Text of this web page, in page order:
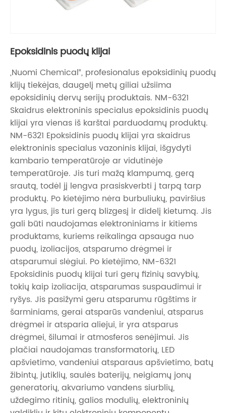
Epoksidinis puodų klijai
„Nuomi Chemical“, profesionalus epoksidinių puodų
klijų tiekėjas, daugelį metų giliai užsiima
epoksidinių dervų serijų produktais. NM-6321
Skaidrus elektroninis specialus epoksidinis puodų
klijai yra vienas iš karštai parduodamų produktų.
NM-6321 Epoksidinis puodų klijai yra skaidrus
elektroninis specialus vazoninis klijai, išgydyti
kambario temperatūroje ar vidutinėje
temperatūroje. Jis turi mažą klampumą, gerą
srautą, todėl jį lengva prasiskverbti į tarpą tarp
produktų. Po kietėjimo nėra burbuliukų, paviršius
yra lygus, jis turi gerą blizgesį ir didelį kietumą. Jis
gali būti naudojamas elektroniniams ir kitiems
produktams, kuriems reikalinga apsauga nuo
puodų, izoliacijos, atsparumo drėgmei ir
atsparumui slėgiui. Po kietėjimo, NM-6321
Epoksidinis puodų klijai turi gerų fizinių savybių,
tokių kaip izoliacija, atsparumas suspaudimui ir
ryšys. Jis pasižymi geru atsparumu rūgštims ir
šarminiams, gerai atsparūs vandeniui, atsparus
drėgmei ir atsparia aliejui, ir yra atsparus
drėgmei, šilumai ir atmosferos senėjimui. Jis
plačiai naudojamas transformatorių, LED
apšvietimo, vandeniui atsparaus apšvietimo, batų
žibintų, jutiklių, saulės baterijų, neigiamų jonų
generatorių, akvariumo vandens siurblių,
uždegimo ritinių, galios modulių, elektroninių